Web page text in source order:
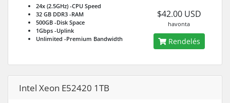
24x (2.5GHz) -CPU Speed
32 GB DDR3 -RAM
500GB -Disk Space
1Gbps -Uplink
Unlimited -Premium Bandwidth
$42.00 USD
havonta
Rendelés
Intel Xeon E52420 1TB